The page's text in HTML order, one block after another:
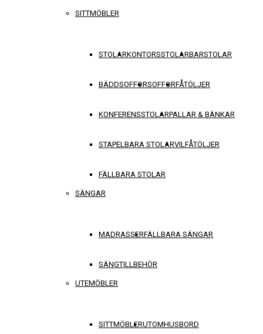
SITTMÖBLER
STOLARKONTORSSTOLARBARSTOLAR
BÄDDSOFFORSOFFORFÅTÖLJER
KONFERENSSTOLARPALLAR & BÄNKAR
STAPELBARA STOLARVILFÅTÖLJER
FÄLLBARA STOLAR
SÄNGAR
MADRASSERFÄLLBARA SÄNGAR
SÄNGTILLBEHÖR
UTEMÖBLER
SITTMÖBLERUTOMHUSBORD